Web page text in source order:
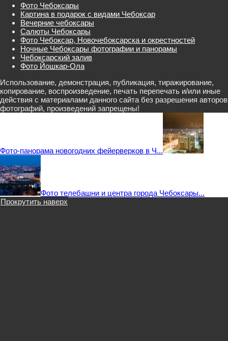
Фото Чебоксары
Картина в подарок с видами Чебоксар
Вечерние чебоксары
Салюты Чебоксары
Фото Чебоксар, Новочебоксарска и окрестностей
Ночные Чебоксары фотографии и панорамы
Чебоксарский залив
Фото Йошкар-Ола
Использование, демонстрация, публикация, тиражирование,
копирование, воспроизведение, печать перепечать и/или иные
действия с материалами данного сайта без разрешения авторов
фотографий, произведений запрещены!
Фото-панорама новогодних фейерверков в Ч...
Фото телебашни и центра города Чебоксары...
Прокрутить наверх